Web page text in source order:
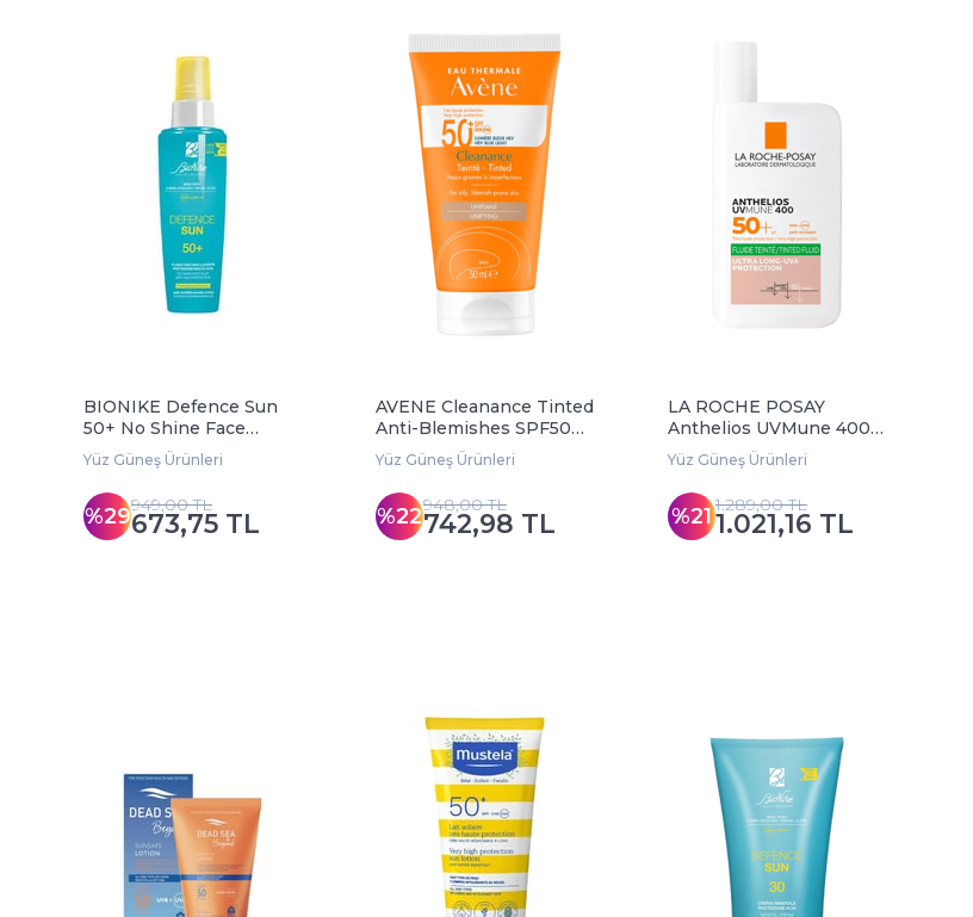
BIONIKE Defence Sun
50+ No Shine Face
Fluide 50 ml
Yüz Güneş Ürünleri
%29673,75 TL
949,00 TL
AVENE Cleanance Tinted
Anti-Blemishes SPF50+
Unifying 50 ml
Yüz Güneş Ürünleri
%22742,98 TL
948,00 TL
LA ROCHE POSAY
Anthelios UVMune 400
Oil Control Tinted Fluide
50 ml
Yüz Güneş Ürünleri
%211.021,16 TL
1.289,00 TL